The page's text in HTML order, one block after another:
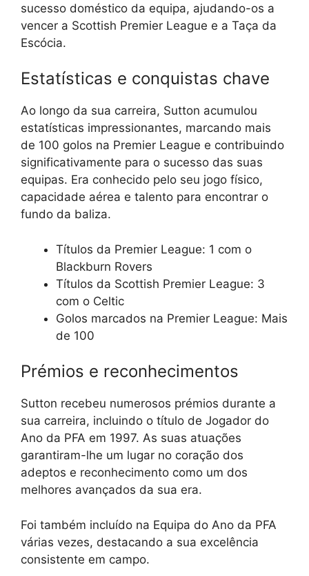
sucesso doméstico da equipa, ajudando-os a
vencer a Scottish Premier League e a Taça da
Escócia.
Estatísticas e conquistas chave
Ao longo da sua carreira, Sutton acumulou
estatísticas impressionantes, marcando mais
de 100 golos na Premier League e contribuindo
significativamente para o sucesso das suas
equipas. Era conhecido pelo seu jogo físico,
capacidade aérea e talento para encontrar o
fundo da baliza.
Títulos da Premier League: 1 com o
Blackburn Rovers
Títulos da Scottish Premier League: 3
com o Celtic
Golos marcados na Premier League: Mais
de 100
Prémios e reconhecimentos
Sutton recebeu numerosos prémios durante a
sua carreira, incluindo o título de Jogador do
Ano da PFA em 1997. As suas atuações
garantiram-lhe um lugar no coração dos
adeptos e reconhecimento como um dos
melhores avançados da sua era.
Foi também incluído na Equipa do Ano da PFA
várias vezes, destacando a sua excelência
consistente em campo.